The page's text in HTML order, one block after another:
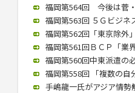
福岡第564回 今後は菅
福岡第563回 ５Ｇビジ
福岡第562回「東京除外
福岡第561回ＢＣＰ「業
福岡第560回中東派遣
福岡第558回 「複数の
手嶋龍一氏がアジア情勢